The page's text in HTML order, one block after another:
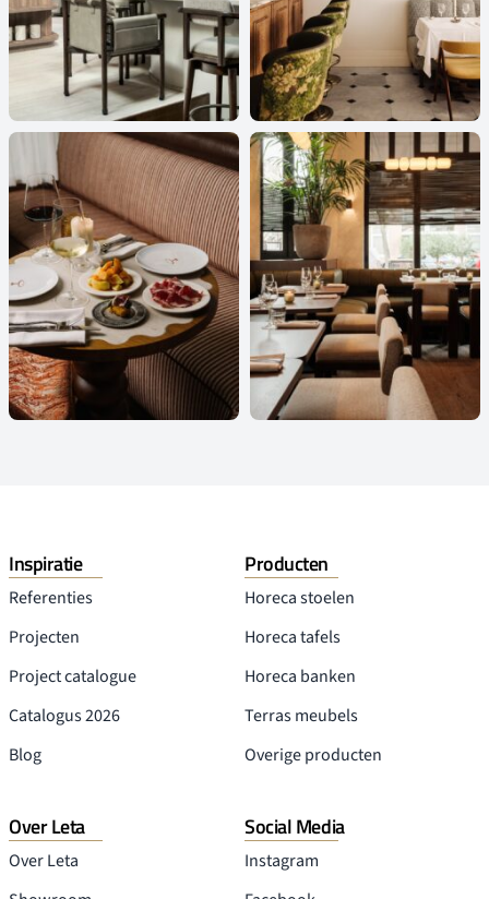
Inspiratie
Referenties
Projecten
Project catalogue
Catalogus 2026
Blog
Producten
Horeca stoelen
Horeca tafels
Horeca banken
Terras meubels
Overige producten
Over Leta
Over Leta
Social Media
Instagram